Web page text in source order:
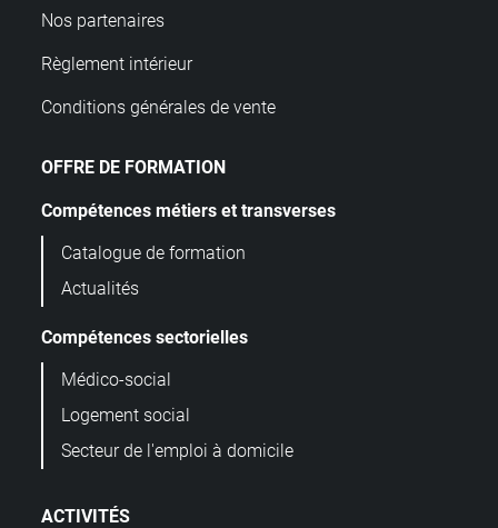
Nos partenaires
Règlement intérieur
Conditions générales de vente
OFFRE DE FORMATION
Compétences métiers et transverses
Catalogue de formation
Actualités
Compétences sectorielles
Médico-social
Logement social
Secteur de l'emploi à domicile
ACTIVITÉS